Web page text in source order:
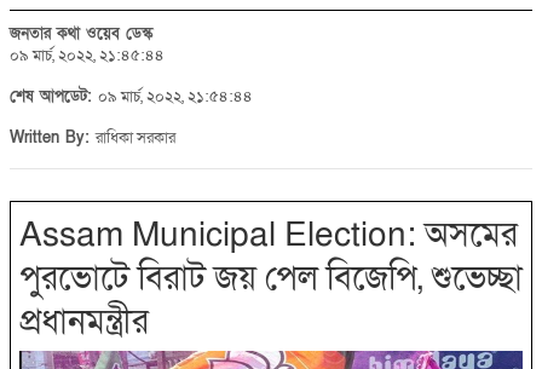
জনতার কথা ওয়েব ডেস্ক
০৯ মার্চ, ২০২২, ২১:৪৫:৪৪
শেষ আপডেট: ০৯ মার্চ, ২০২২, ২১:৫৪:৪৪
Written By:রাধিকা সরকার
Assam Municipal Election: অসমের
পুরভোটে বিরাট জয় পেল বিজেপি, শুভেচ্ছা
প্রধানমন্ত্রীর